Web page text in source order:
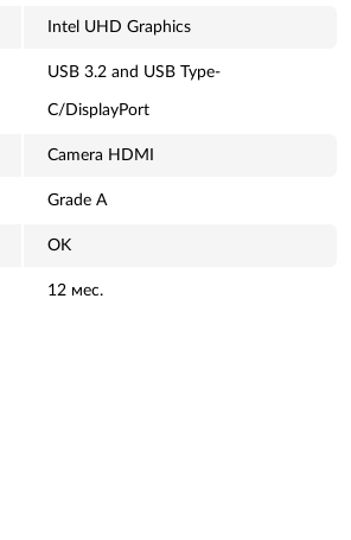
Intel UHD Graphics
USB 3.2 and USB Type-
C/DisplayPort
Camera HDMI
Grade A
OK
12 мес.